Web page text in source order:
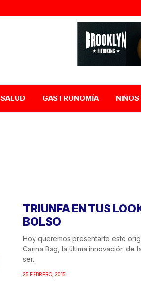
SALUD GASTRONOMÍA NIÑOS
TRIUNFA EN TUS
BOLSO
Hoy queremos presentarte este
Carina Bag, la última innovación de
ser...
25 FEBRERO, 2015